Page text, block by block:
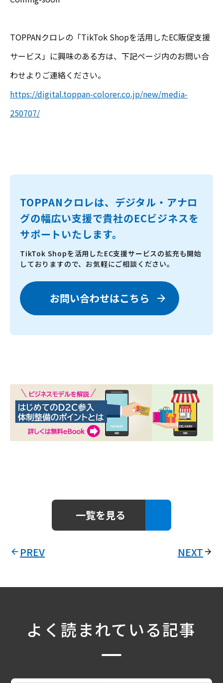
TOPPANクロレの「TikTok Shopを活用したEC販促支援
サービス」に興味のある方は、下記ページ内のお問い合
わせよりご連絡ください。
https://digital.toppan-colorer.co.jp/new/media-
250707/
TOPPANクロレは、デジタル・アナロ
グの幅広い支援で貴社のECビジネスを
サポートいたします。
TikTok Shopを活用したEC支援サービスの拡充も開始
しておりますので、お気軽にご相談ください。
お問い合わせはこちら
PREV
一覧を見る
NEXT
よく読まれている記事